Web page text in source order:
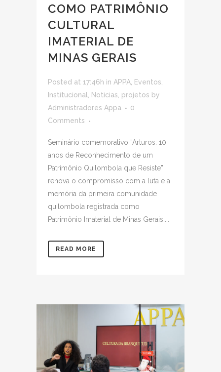
COMO PATRIMÔNIO
CULTURAL
IMATERIAL DE
MINAS GERAIS
Posted at 17:46h in APPA Eventos
Institucional
Noticias projetos by
Administradores Appa
0
Comments
Seminário comemorativo “Arturos: 10
anos de Reconhecimento de um
Patrimônio Quilombola que Resiste”
renova o compromisso com a luta e a
memória da primeira comunidade
quilombola registrada como
Patrimônio Imaterial de Minas Gerais....
READ MORE